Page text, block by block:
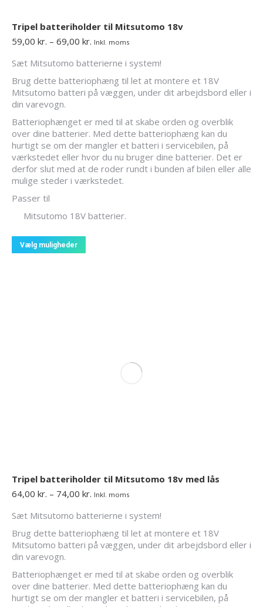
Tripel batteriholder til Mitsutomo 18v
59,00 kr. – 69,00 kr. Prisinterval:
til
69,00 kr.
Inkl. moms
Sæt Mitsutomo batterierne i system!
Brug dette batteriophæng til let at montere et 18V
Mitsutomo batteri på væggen, under dit arbejdsbord eller i
din varevogn.
Batteriophænget er med til at skabe orden og overblik
over dine batterier. Med dette batteriophæng kan du
hurtigt se om der mangler et batteri i servicebilen, på
værkstedet eller hvor du nu bruger dine batterier. Det er
derfor slut med at de roder rundt i bunden af bilen eller alle
mulige steder i værkstedet.
Passer til
Mitsutomo 18V batterier.
Vælg muligheder
vare
Tripel batteriholder til Mitsutomo 18v med lås
64,00 kr. – 74,00 kr. Prisinterval:
til
74,00 kr.
Inkl. moms
Sæt Mitsutomo batterierne i system!
Brug dette batteriophæng til let at montere et 18V
Mitsutomo batteri på væggen, under dit arbejdsbord eller i
din varevogn.
Batteriophænget er med til at skabe orden og overblik
over dine batterier. Med dette batteriophæng kan du
hurtigt se om der mangler et batteri i servicebilen, på